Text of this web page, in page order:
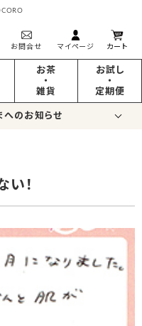
お問合せ マイページ カート
お茶
・
雑貨
お試し
・
定期便
へのお知らせ
い！